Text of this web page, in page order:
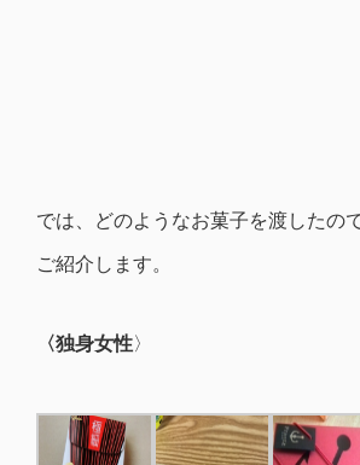
では、どのようなお菓子を渡したの
ご紹介します。
〈独身女性〉